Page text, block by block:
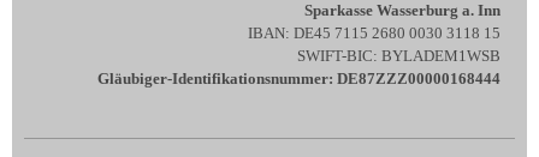
Sparkasse Wasserburg a. Inn
IBAN: DE45 7115 2680 0030 3118 15
SWIFT-BIC: BYLADEM1WSB
Gläubiger-Identifikationsnummer: DE87ZZZ00000168444